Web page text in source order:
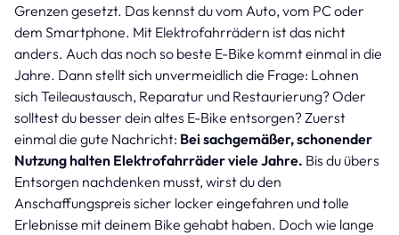
Grenzen gesetzt. Das kennst du vom Auto, vom PC oder
dem Smartphone. Mit Elektrofahrrädern ist das nicht
anders. Auch das noch so beste E-Bike kommt einmal in die
Jahre. Dann stellt sich unvermeidlich die Frage: Lohnen
sich Teileaustausch, Reparatur und Restaurierung? Oder
solltest du besser dein altes E-Bike entsorgen? Zuerst
einmal die gute Nachricht: Bei sachgemäßer, schonender
Nutzung halten Elektrofahrräder viele Jahre. Bis du übers
Entsorgen nachdenken musst, wirst du den
Anschaffungspreis sicher locker eingefahren und tolle
Erlebnisse mit deinem Bike gehabt haben. Doch wie lange